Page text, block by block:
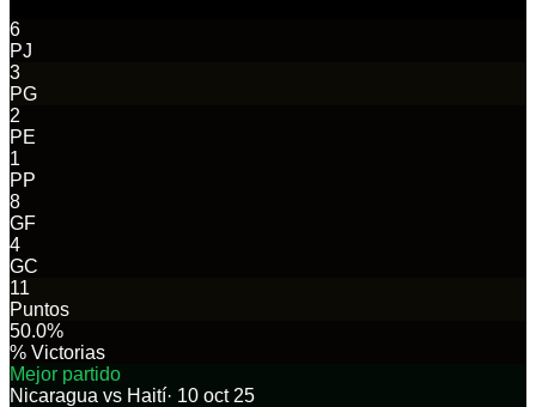
6
PJ
3
PG
2
PE
1
PP
8
GF
4
GC
11
Puntos
50.0%
% Victorias
Mejor partido
Nicaragua vs Haití· 10 oct 25